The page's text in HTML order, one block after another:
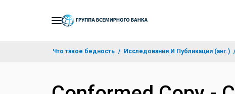
Что такое бедность Исследования И Публикации (анг.)